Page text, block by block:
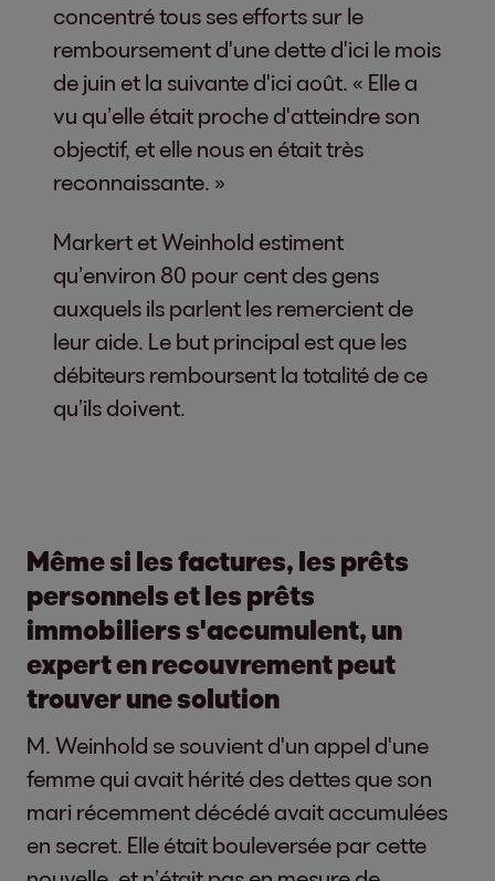
concentré tous ses efforts sur le
remboursement d'une dette d'ici le mois
de juin et la suivante d'ici août. « Elle a
vu qu’elle était proche d'atteindre son
objectif, et elle nous en était très
reconnaissante. »
Markert et Weinhold estiment
qu’environ 80 pour cent des gens
auxquels ils parlent les remercient de
leur aide. Le but principal est que les
débiteurs remboursent la totalité de ce
qu’ils doivent.
Même si les factures, les prêts
personnels et les prêts
immobiliers s'accumulent, un
expert en recouvrement peut
trouver une solution
M. Weinhold se souvient d'un appel d'une
femme qui avait hérité des dettes que son
mari récemment décédé avait accumulées
en secret. Elle était bouleversée par cette